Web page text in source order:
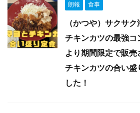
朗報 食事
（かつや）サクサ
チキンカツの最強
より期間限定で販
チキンカツの合い盛
した！